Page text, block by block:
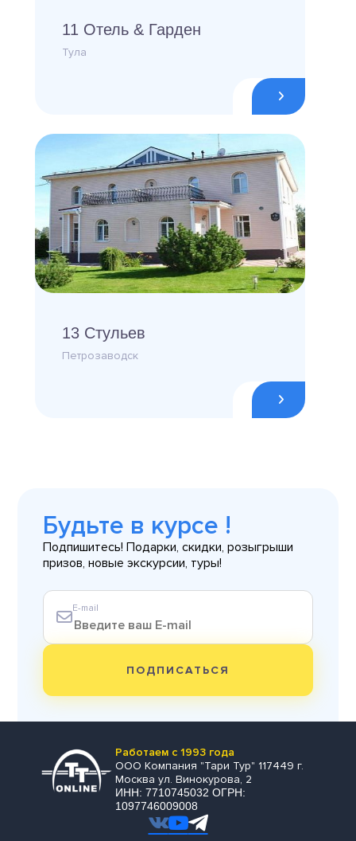
11 Отель & Гарден
Тула
13 Стульев
Петрозаводск
Будьте в курсе !
Подпишитесь! Подарки, скидки, розыгрыши
призов, новые экскурсии, туры!
E-mail
ПОДПИСАТЬСЯ
Работаем с 1993 года
ООО Компания "Тари Тур" 117449 г.
Москва ул. Винокурова, 2
ИНН: 7710745032 ОГРН:
1097746009008